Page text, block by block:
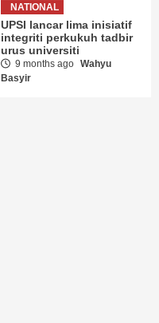
NATIONAL
UPSI lancar lima inisiatif
integriti perkukuh tadbir
urus universiti
9 months ago Wahyu
Basyir